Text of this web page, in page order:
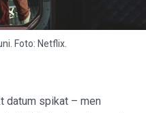
Foto: Netflix.
datum spikat – men